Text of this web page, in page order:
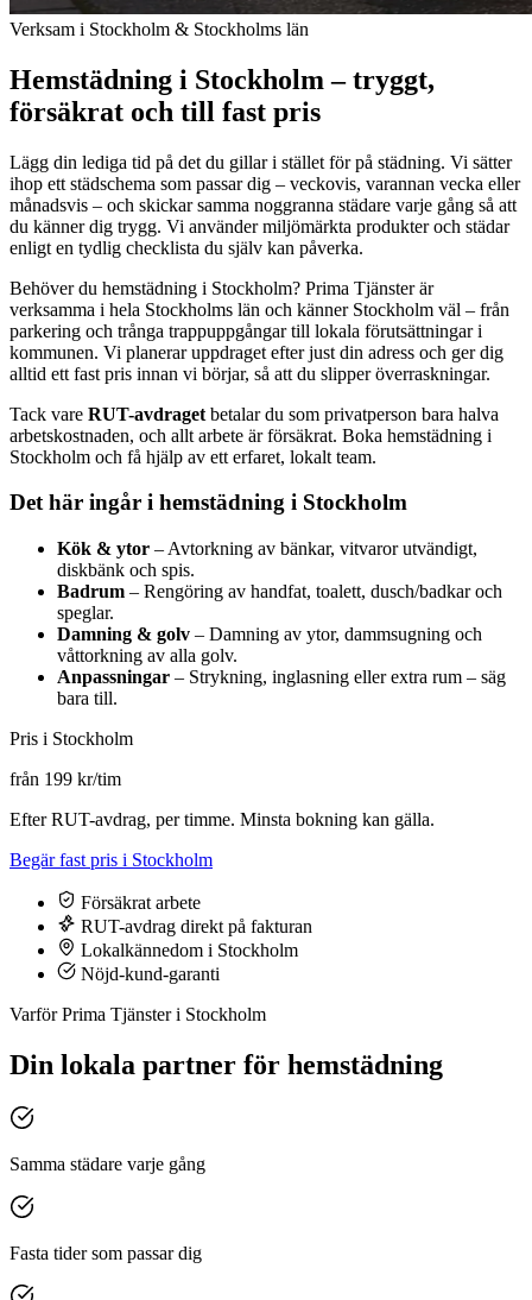
Verksam i Stockholm & Stockholms län
Hemstädning i Stockholm – tryggt,
försäkrat och till fast pris
Lägg din lediga tid på det du gillar i stället för på städning. Vi sätter
ihop ett städschema som passar dig – veckovis, varannan vecka eller
månadsvis – och skickar samma noggranna städare varje gång så att
du känner dig trygg. Vi använder miljömärkta produkter och städar
enligt en tydlig checklista du själv kan påverka.
Behöver du hemstädning i Stockholm? Prima Tjänster är
verksamma i hela Stockholms län och känner Stockholm väl – från
parkering och trånga trappuppgångar till lokala förutsättningar i
kommunen. Vi planerar uppdraget efter just din adress och ger dig
alltid ett fast pris innan vi börjar, så att du slipper överraskningar.
Tack vare RUT-avdraget betalar du som privatperson bara halva
arbetskostnaden, och allt arbete är försäkrat. Boka hemstädning i
Stockholm och få hjälp av ett erfaret, lokalt team.
Det här ingår i hemstädning i Stockholm
Kök & ytor – Avtorkning av bänkar, vitvaror utvändigt,
diskbänk och spis.
Badrum – Rengöring av handfat, toalett, dusch/badkar och
speglar.
Damning & golv – Damning av ytor, dammsugning och
våttorkning av alla golv.
Anpassningar – Strykning, inglasning eller extra rum – säg
bara till.
Pris i Stockholm
från 199 kr/tim
Efter RUT-avdrag, per timme. Minsta bokning kan gälla.
Begär fast pris i Stockholm
Försäkrat arbete
RUT-avdrag direkt på fakturan
Lokalkännedom i Stockholm
Nöjd-kund-garanti
Varför Prima Tjänster i Stockholm
Din lokala partner för hemstädning
Samma städare varje gång
Fasta tider som passar dig